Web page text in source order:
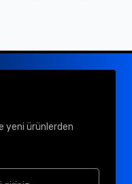
yeni ürünlerden